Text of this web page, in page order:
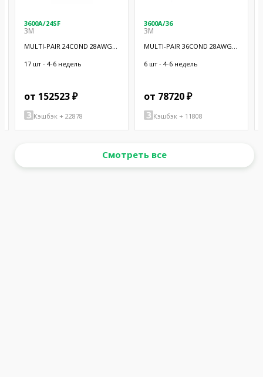
3600A/24SF
3M
MULTI-PAIR 24COND 28AWG
17 шт - 4-6 недель
от 152523 ₽
Кэшбэк + 22878
3600A/36
3M
MULTI-PAIR 36COND 28AWG
6 шт - 4-6 недель
от 78720 ₽
Кэшбэк + 11808
Смотреть все